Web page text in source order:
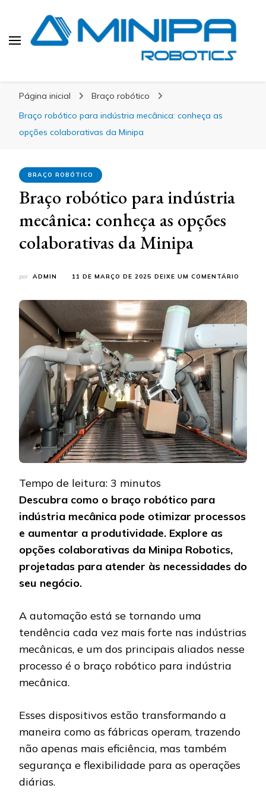
Página inicial
Braço robótico
Braço robótico para indústria mecânica: conheça as
opções colaborativas da Minipa
BRAÇO ROBÓTICO
Braço robótico para indústria
mecânica: conheça as opções
colaborativas da Minipa
por ADMIN 11 DE MARÇO DE 2025 DEIXE UM COMENTÁRIO
PARA
AS
Tempo de leitura: 3 minutos
Descubra como o braço robótico para
indústria mecânica pode otimizar processos
e aumentar a produtividade. Explore as
opções colaborativas da Minipa Robotics,
projetadas para atender às necessidades do
seu negócio.
A automação está se tornando uma
tendência cada vez mais forte nas indústrias
mecânicas, e um dos principais aliados nesse
processo é o braço robótico para indústria
mecânica.
Esses dispositivos estão transformando a
maneira como as fábricas operam, trazendo
não apenas mais eficiência, mas também
segurança e flexibilidade para as operações
diárias.